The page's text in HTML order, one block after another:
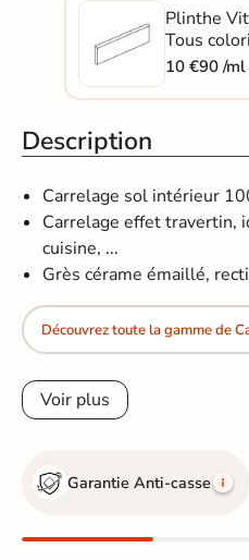
Plinthe
Tous
10 €90 /
Description
Carrelage sol intérieur
Carrelage effet travertin,
cuisine, ...
Grès cérame émaillé,
Découvrez toute la gamme de
Voir plus
Garantie Anti-casse